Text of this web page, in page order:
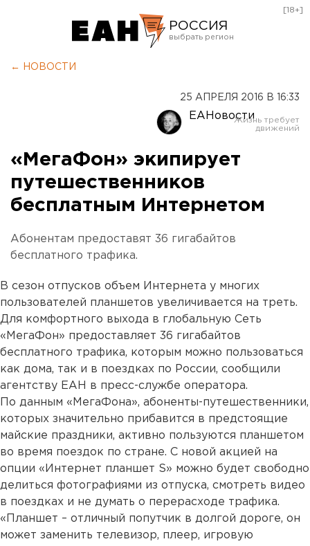
РОССИЯ
Оренбург
[18+]
← НОВОСТИ
25 АПРЕЛЯ 2016 В 16:33
ЕАНовости
«МегаФон» экипирует
путешественников
бесплатным Интернетом
Абонентам предоставят 36 гигабайтов
бесплатного трафика.
В сезон отпусков объем Интернета у многих
пользователей планшетов увеличивается на треть.
Для комфортного выхода в глобальную Сеть
«МегаФон» предоставляет 36 гигабайтов
бесплатного трафика, которым можно пользоваться
как дома, так и в поездках по России, сообщили
агентству ЕАН в пресс-службе оператора.
По данным «МегаФона», абоненты-путешественники,
которых значительно прибавится в предстоящие
майские праздники, активно пользуются планшетом
во время поездок по стране. С новой акцией на
опции «Интернет планшет S» можно будет свободно
делиться фотографиями из отпуска, смотреть видео
в поездках и не думать о перерасходе трафика.
«Планшет – отличный попутчик в долгой дороге, он
может заменить телевизор, плеер, игровую